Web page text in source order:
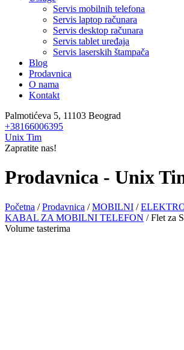
Servis mobilnih telefona
Servis laptop računara
Servis desktop računara
Servis tablet uređaja
Servis laserskih štampača
Blog
Prodavnica
O nama
Kontakt
Palmotićeva 5, 11103 Beograd
+38166006395
Unix Tim
Zapratite nas!
Prodavnica - Unix
Početna /Prodavnica /MOBILNI /
KABAL ZA MOBILNI TELEFON / Flet za
Volume tasterima